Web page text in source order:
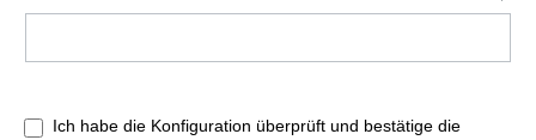
Ich habe die Konfiguration überprüft und bestätige die